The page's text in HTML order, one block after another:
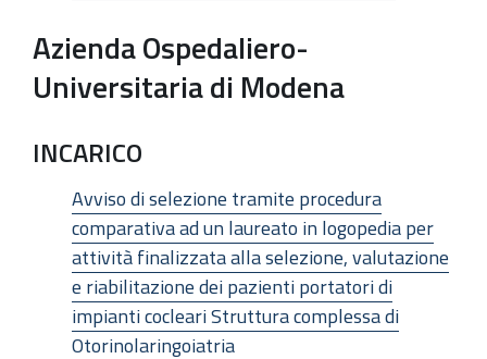
Azienda Ospedaliero-
Universitaria di Modena
INCARICO
Avviso di selezione tramite procedura
comparativa ad un laureato in logopedia per
attività finalizzata alla selezione, valutazione
e riabilitazione dei pazienti portatori di
impianti cocleari Struttura complessa di
Otorinolaringoiatria